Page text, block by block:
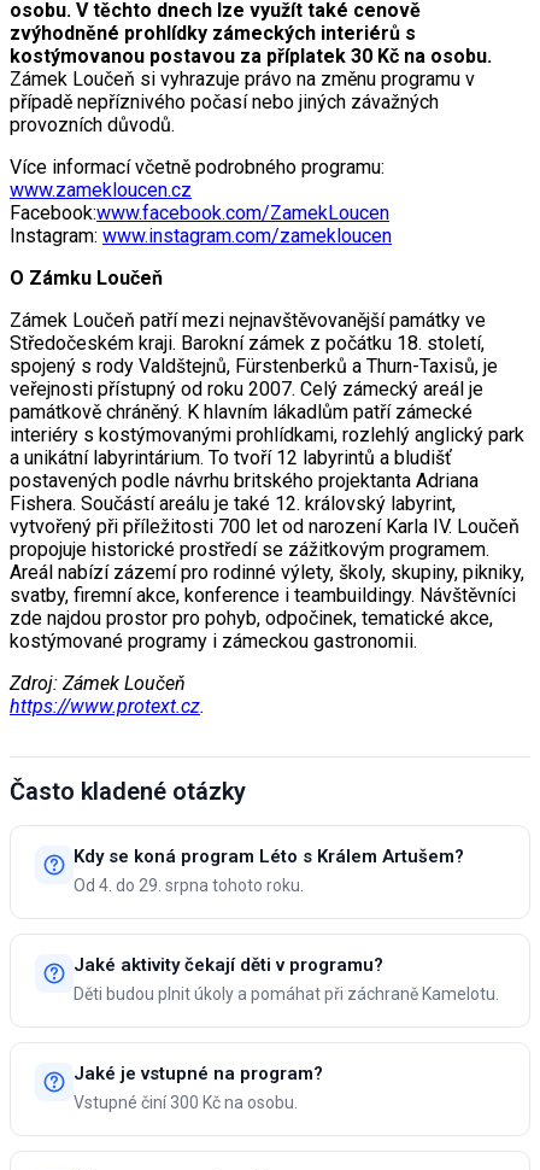
osobu. V těchto dnech lze využít také cenově
zvýhodněné prohlídky zámeckých interiérů s
kostýmovanou postavou za příplatek 30 Kč na osobu.
Zámek Loučeň si vyhrazuje právo na změnu programu v
případě nepříznivého počasí nebo jiných závažných
provozních důvodů.
Více informací včetně podrobného programu:
www.zamekloucen.cz
Facebook:www.facebook.com/ZamekLoucen
Instagram: www.instagram.com/zamekloucen
O Zámku Loučeň
Zámek Loučeň patří mezi nejnavštěvovanější památky ve
Středočeském kraji. Barokní zámek z počátku 18. století,
spojený s rody Valdštejnů, Fürstenberků a Thurn-Taxisů, je
veřejnosti přístupný od roku 2007. Celý zámecký areál je
památkově chráněný. K hlavním lákadlům patří zámecké
interiéry s kostýmovanými prohlídkami, rozlehlý anglický park
a unikátní labyrintárium. To tvoří 12 labyrintů a bludišť
postavených podle návrhu britského projektanta Adriana
Fishera. Součástí areálu je také 12. královský labyrint,
vytvořený při příležitosti 700 let od narození Karla IV. Loučeň
propojuje historické prostředí se zážitkovým programem.
Areál nabízí zázemí pro rodinné výlety, školy, skupiny, pikniky,
svatby, firemní akce, konference i teambuildingy. Návštěvníci
zde najdou prostor pro pohyb, odpočinek, tematické akce,
kostýmované programy i zámeckou gastronomii.
Zdroj: Zámek Loučeň
https://www.protext.cz.
Často kladené otázky
Kdy se koná program Léto s Králem Artušem?
Od 4. do 29. srpna tohoto roku.
Jaké aktivity čekají děti v programu?
Děti budou plnit úkoly a pomáhat při záchraně Kamelotu.
Jaké je vstupné na program?
Vstupné činí 300 Kč na osobu.